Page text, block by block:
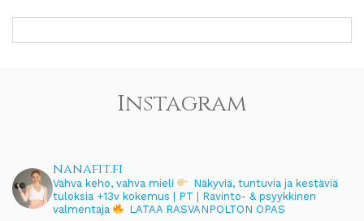
Instagram
nanafit.fi
Vahva keho, vahva mieli
Näkyviä, tuntuvia ja kestäviä
tuloksia +13v kokemus | PT | Ravinto- & psyykkinen
valmentaja
LATAA RASVANPOLTON OPAS